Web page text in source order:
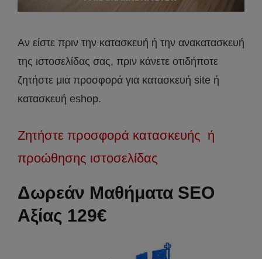
Αν είστε πριν την κατασκευή ή την ανακατασκευή
της ιστοσελίδας σας, πριν κάνετε οτιδήποτε
ζητήστε μια προσφορά για κατασκευή site ή
κατασκευή eshop.
Ζητήστε προσφορά κατασκευής ή
προώθησης ιστοσελίδας
Δωρεάν Μαθήματα SEO
Αξίας 129€